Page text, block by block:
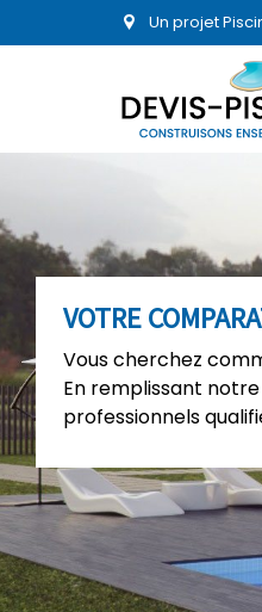
Un projet
VOTRE
Vous cherchez
En remplissant notre
professionnels